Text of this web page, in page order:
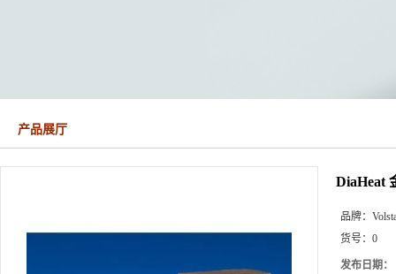
产品展厅
DiaHeat
品牌：
货号： 0
发布日期：